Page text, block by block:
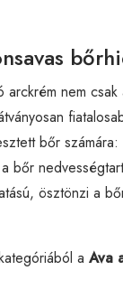
nem
bőr
bőr
ösztönzi a
a Ava